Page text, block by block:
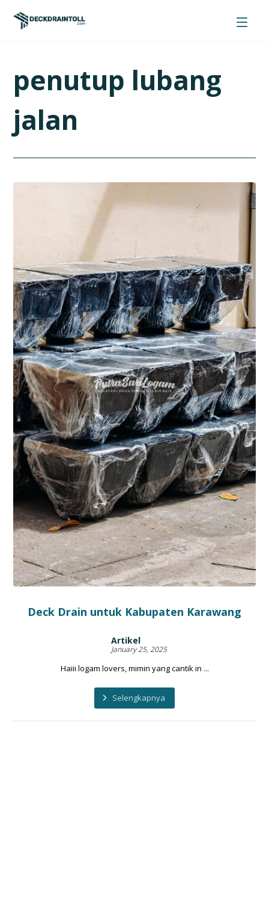
penutup lubang
jalan
Deck Drain untuk Kabupaten Karawang
Artikel
January 25, 2025
Haiii logam lovers, mimin yang cantik in ...
Selengkapnya